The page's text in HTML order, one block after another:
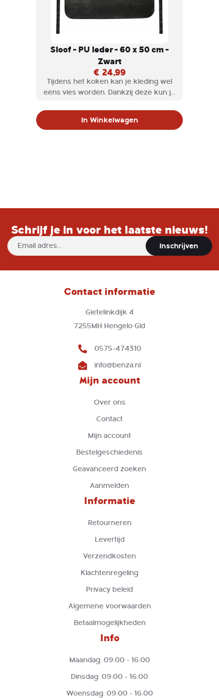
Sloof - PU leder - 60 x 50 cm -
Zwart
€ 24,99
Tijdens het koken kan je kleding wel
eens vies worden. Dankzij deze kun je
heeft en stoere uitstraling en is
In Winkelwagen
Schrijf je in voor het laatste nieuws!
Abonneer
u
onze
Inschrijven
Contact informatie
Gietelinkdijk 4
7255MH Hengelo Gld
0575-474310
info@benza.nl
Mijn account
Over ons
Contact
Mijn account
Bestelgeschiedenis
Geavanceerd zoeken
Aanmelden
Informatie
Retourneren
Levertijd
Verzendkosten
Klachtenregeling
Privacy beleid
Algemene voorwaarden
Betaalmogelijkheden
Info
Maandag: 09:00 - 16:00
Dinsdag: 09:00 - 16:00
Woensdag: 09:00 - 16:00